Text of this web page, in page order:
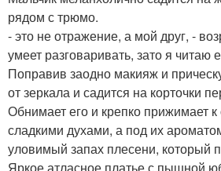
рядом с трюмо.
- это не отражение, а мой друг, -
умеет разговаривать, зато я читаю
Поправив заодно макияж и
от зеркала и садится на корточки
Обнимает его и крепко прижимает
сладкими духами, а под их
уловимый запах плесени, который
Яркое атласное платье с пышной